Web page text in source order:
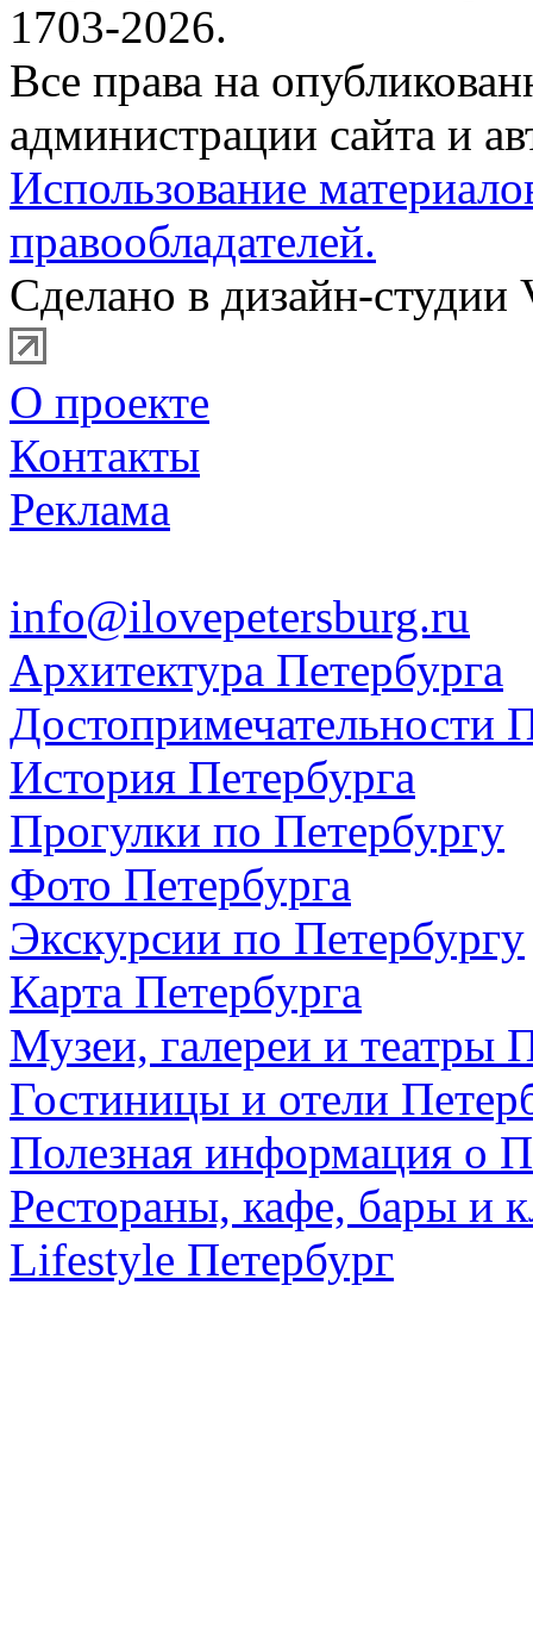
1703-2026.
Все права на
администрации сайта и
Использование
правообладателей.
Сделано в дизайн-студии
О проекте
Контакты
Реклама
info@ilovepetersburg.ru
Архитектура Петербурга
Достопримечательности
История Петербурга
Прогулки по Петербургу
Фото Петербурга
Экскурсии по Петербургу
Карта Петербурга
Музеи, галереи и театры
Гостиницы и отели
Полезная информация о
Рестораны, кафе, бары и
Lifestyle Петербург